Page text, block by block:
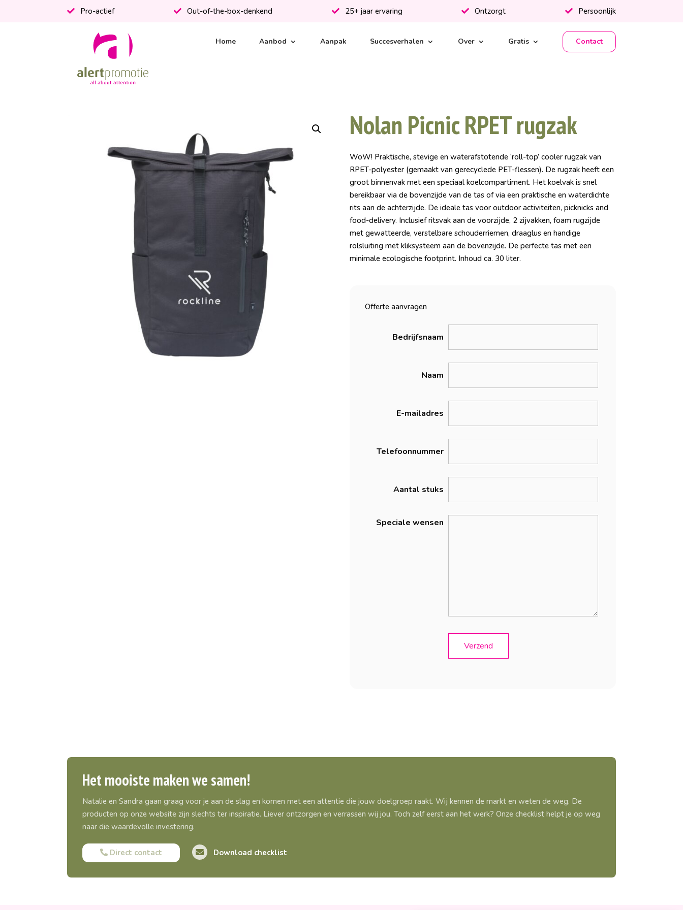
Pro-actief Out-of-the-box-denkend 25+ jaar ervaring Ontzorgt Persoonlijk
Home Aanbod Aanpak Succesverhalen Over Gratis Contact
Nolan Picnic RPET rugzak
WoW! Praktische, stevige en waterafstotende ‘roll-top’ cooler rugzak van
RPET-polyester (gemaakt van gerecyclede PET-flessen). De rugzak heeft een
groot binnenvak met een speciaal koelcompartiment. Het koelvak is snel
bereikbaar via de bovenzijde van de tas of via een praktische en waterdichte
rits aan de achterzijde. De ideale tas voor outdoor activiteiten, picknicks and
food-delivery. Inclusief ritsvak aan de voorzijde, 2 zijvakken, foam rugzijde
met gewatteerde, verstelbare schouderriemen, draaglus en handige
rolsluiting met kliksysteem aan de bovenzijde. De perfecte tas met een
minimale ecologische footprint. Inhoud ca. 30 liter.
Offerte aanvragen
Bedrijfsnaam
Naam
E-mailadres
Telefoonnummer
Aantal stuks
Speciale wensen
Het mooiste maken we samen!
Natalie en Sandra gaan graag voor je aan de slag en komen met een attentie die jouw doelgroep raakt. Wij kennen de markt en weten de weg. De
producten op onze website zijn slechts ter inspiratie. Liever ontzorgen en verrassen wij jou. Toch zelf eerst aan het werk? Onze checklist helpt je op weg
naar die waardevolle investering.
Direct contact Download checklist